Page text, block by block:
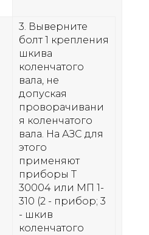
3. Выверните
болт 1 крепления
шкива
коленчатого
вала, не
допуская
проворачивани
я коленчатого
вала. На АЗС для
этого
применяют
приборы Т
30004 или МП 1-
310 (2 - прибор; 3
- шкив
коленчатого